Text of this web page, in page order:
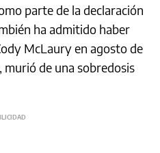
parte de la declaración
ha admitido haber
McLaury en agosto de
murió de una sobredosis